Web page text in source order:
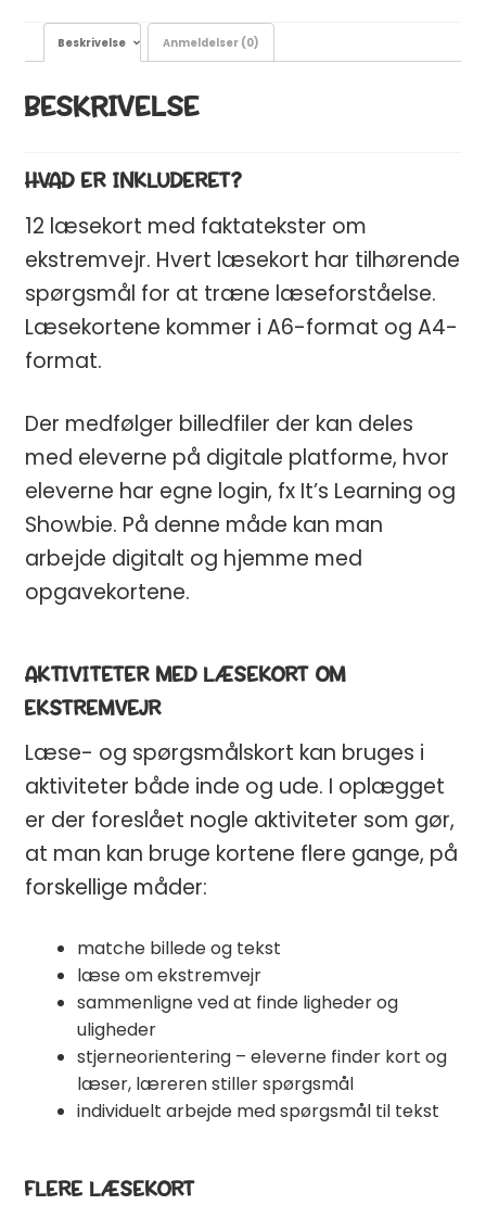
Beskrivelse Anmeldelser (0)
BESKRIVELSE
HVAD ER INKLUDERET?
12 læsekort med faktatekster om
ekstremvejr. Hvert læsekort har tilhørende
spørgsmål for at træne læseforståelse.
Læsekortene kommer i A6-format og A4-
format.
Der medfølger billedfiler der kan deles
med eleverne på digitale platforme, hvor
eleverne har egne login, fx It’s Learning og
Showbie. På denne måde kan man
arbejde digitalt og hjemme med
opgavekortene.
AKTIVITETER MED LÆSEKORT OM
EKSTREMVEJR
Læse- og spørgsmålskort kan bruges i
aktiviteter både inde og ude. I oplægget
er der foreslået nogle aktiviteter som gør,
at man kan bruge kortene flere gange, på
forskellige måder:
matche billede og tekst
læse om ekstremvejr
sammenligne ved at finde ligheder og
uligheder
stjerneorientering – eleverne finder kort og
læser, læreren stiller spørgsmål
individuelt arbejde med spørgsmål til tekst
FLERE LÆSEKORT